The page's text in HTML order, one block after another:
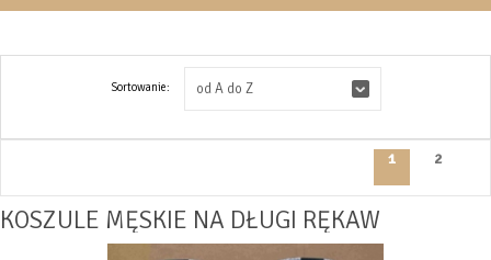
Sortowanie: od A do Z
1 2
KOSZULE MĘSKIE NA DŁUGI RĘKAW